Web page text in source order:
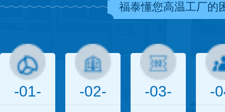
福泰懂您高温工厂的
-01- -02- -03- -